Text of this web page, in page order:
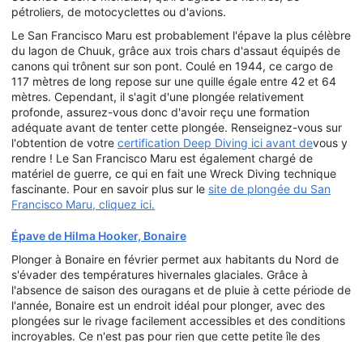
pétroliers, de motocyclettes ou d'avions.
Le San Francisco Maru est probablement l'épave la plus célèbre
du lagon de Chuuk, grâce aux trois chars d'assaut équipés de
canons qui trônent sur son pont. Coulé en 1944, ce cargo de
117 mètres de long repose sur une quille égale entre 42 et 64
mètres. Cependant, il s'agit d'une plongée relativement
profonde, assurez-vous donc d'avoir reçu une formation
adéquate avant de tenter cette plongée. Renseignez-vous sur
l'obtention de votre certification Deep Diving ici avant devous y
rendre ! Le San Francisco Maru est également chargé de
matériel de guerre, ce qui en fait une Wreck Diving technique
fascinante. Pour en savoir plus sur le site de plongée du San
Francisco Maru, cliquez ici.
Épave de Hilma Hooker, Bonaire
Plonger à Bonaire en février permet aux habitants du Nord de
s'évader des températures hivernales glaciales. Grâce à
l'absence de saison des ouragans et de pluie à cette période de
l'année, Bonaire est un endroit idéal pour plonger, avec des
plongées sur le rivage facilement accessibles et des conditions
incroyables. Ce n'est pas pour rien que cette petite île des